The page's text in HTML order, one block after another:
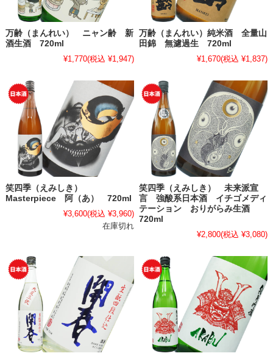
万齢（まんれい） ニャン齢 新
酒生酒 720ml
¥1,770(税込 ¥1,947)
万齢（まんれい）純米酒 全量山
田錦 無濾過生 720ml
¥1,670(税込 ¥1,837)
笑四季（えみしき）
Masterpiece 阿（あ） 720ml
¥3,600(税込 ¥3,960)
在庫切れ
笑四季（えみしき） 未来派宣
言 強酸系日本酒 イチゴメディ
テーション おりがらみ生酒
720ml
¥2,800(税込 ¥3,080)